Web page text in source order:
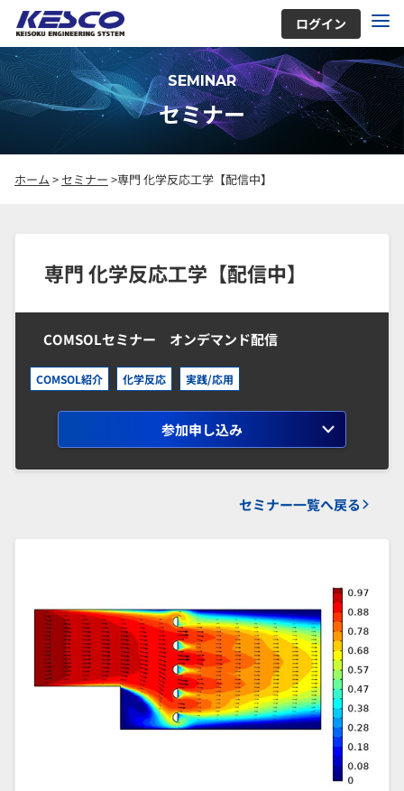
ログイン
SEMINAR
セミナー
ホーム >セミナー >専門 化学反応工学【配信中】
専門 化学反応工学【配信中】
COMSOLセミナー オンデマンド配信
COMSOL紹介 化学反応 実践/応用
参加申し込み
セミナー一覧へ戻る